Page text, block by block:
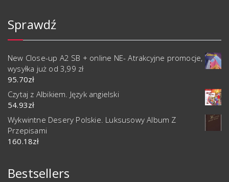
Sprawdź
New Close-up A2 SB + online NE- Atrakcyjne promocje,
wysyłka już od 3,99 zł
95.70zł
Czytaj z Albikiem. Język angielski
54.93zł
Wykwintne Desery Polskie. Luksusowy Album Z
Przepisami
160.18zł
Bestsellers